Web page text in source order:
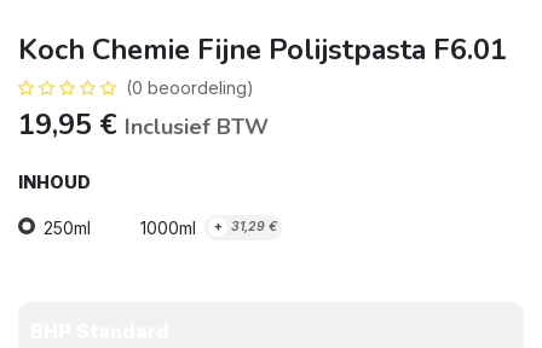
Koch Chemie Fijne Polijstpasta F6.01
(0 beoordeling)
19,95 € Inclusief BTW
INHOUD
250ml 1000ml + 31,29 €